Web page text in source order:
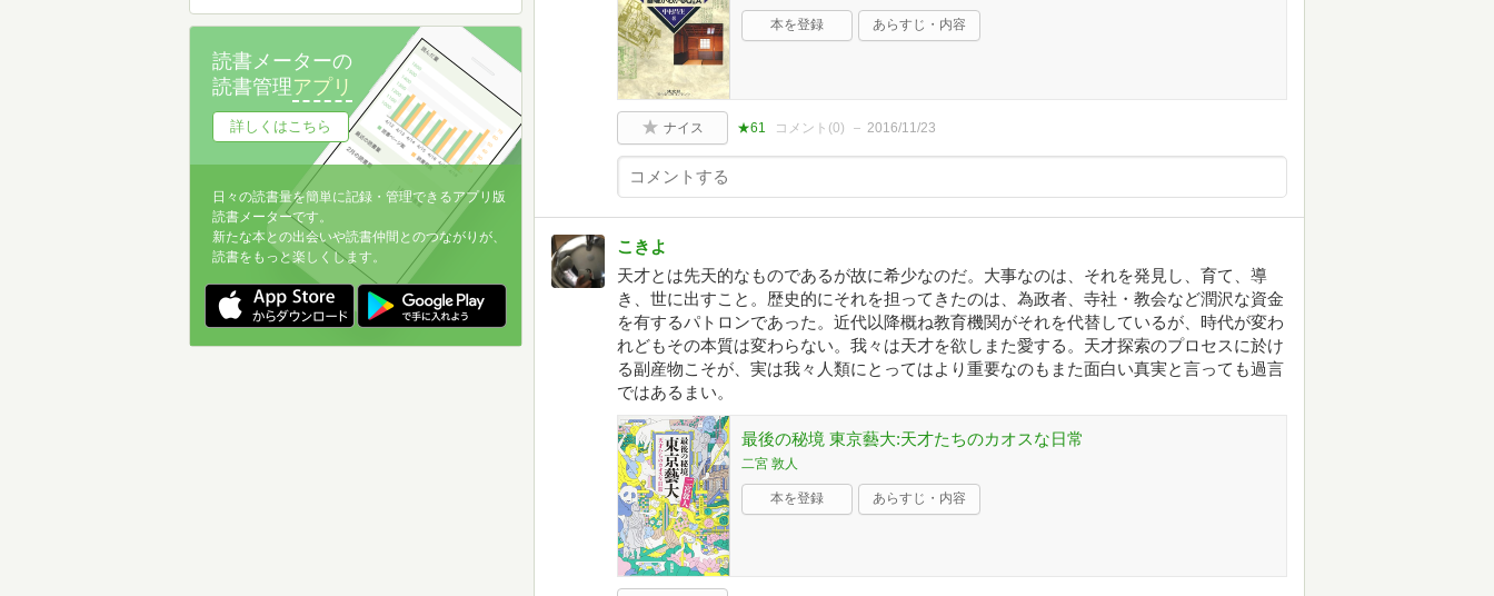
本を登録 あらすじ・内容
ナイス ★61 コメント(0) 2016/11/23
こきよ
天才とは先天的なものであるが故に希少なのだ。大事なのは、それを発見し、育て、導
き、世に出すこと。歴史的にそれを担ってきたのは、為政者、寺社・教会など潤沢な資金
を有するパトロンであった。近代以降概ね教育機関がそれを代替しているが、時代が変わ
れどもその本質は変わらない。我々は天才を欲しまた愛する。天才探索のプロセスに於け
る副産物こそが、実は我々人類にとってはより重要なのもまた面白い真実と言っても過言
ではあるまい。
最後の秘境 東京藝大:天才たちのカオスな日常
二宮 敦人
本を登録 あらすじ・内容
読書メーターの
読書管理アプリ
詳しくはこちら
日々の読書量を簡単に記録・管理できるアプリ版
読書メーターです。
新たな本との出会いや読書仲間とのつながりが、
読書をもっと楽しくします。